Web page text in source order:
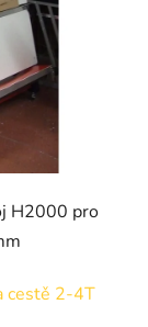
H2000 pro
cestě 2-4T